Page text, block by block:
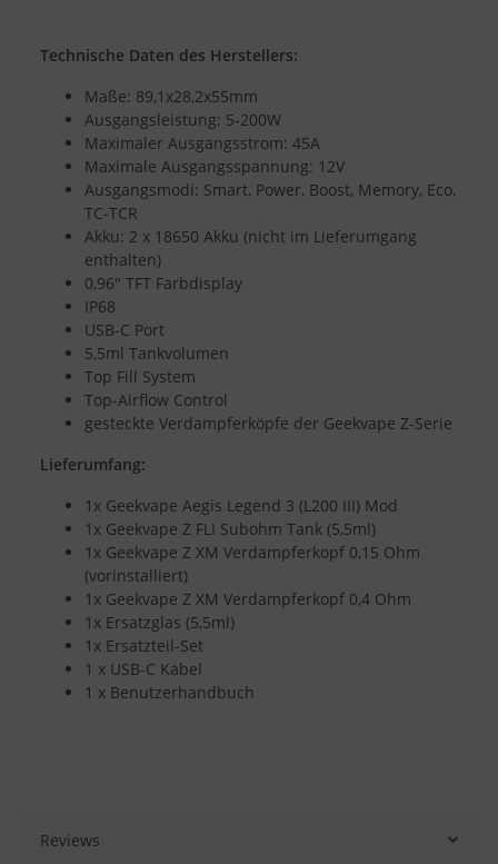
Technische Daten des Herstellers:
Maße: 89,1x28,2x55mm
Ausgangsleistung: 5-200W
Maximaler Ausgangsstrom: 45A
Maximale Ausgangsspannung: 12V
Ausgangsmodi: Smart, Power, Boost, Memory, Eco,
TC-TCR
Akku: 2 x 18650 Akku (nicht im Lieferumgang
enthalten)
0,96" TFT Farbdisplay
IP68
USB-C Port
5,5ml Tankvolumen
Top Fill System
Top-Airflow Control
gesteckte Verdampferköpfe der Geekvape Z-Serie
Lieferumfang:
1x Geekvape Aegis Legend 3 (L200 III) Mod
1x Geekvape Z FLI Subohm Tank (5,5ml)
1x Geekvape Z XM Verdampferkopf 0,15 Ohm
(vorinstalliert)
1x Geekvape Z XM Verdampferkopf 0,4 Ohm
1x Ersatzglas (5,5ml)
1x Ersatzteil-Set
1 x USB-C Kabel
1 x Benutzerhandbuch
Reviews